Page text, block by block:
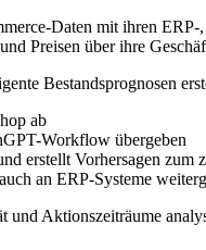
Daten mit ihren
Preisen über ihre
Bestandsprognosen
ab
Workflow übergeben
erstellt Vorhersagen zum
an ERP-Systeme
Aktionszeiträume